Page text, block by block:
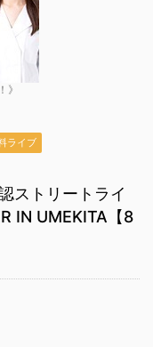
》
ライブ
ストリートライ
IN UMEKITA【8